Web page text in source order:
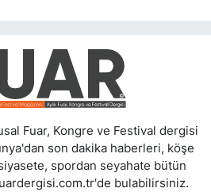
Fuar, Kongre ve Festival dergisi
son dakika haberleri, köşe
spordan seyahate bütün
bulabilirsiniz.